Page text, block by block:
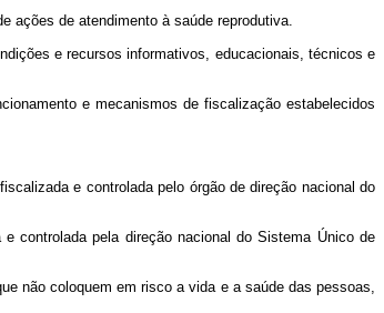
ações de atendimento à saúde reprodutiva.
e recursos informativos, educacionais, técnicos e
e mecanismos de fiscalização estabelecidos
e controlada pelo órgão de direção nacional do
controlada pela direção nacional do Sistema Único de
não coloquem em risco a vida e a saúde das pessoas,